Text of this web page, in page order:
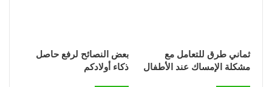
ثماني طرق للتعامل مع
مشكلة الإمساك عند الأطفال
بعض النصائح لرفع حاصل
ذكاء أولادكم